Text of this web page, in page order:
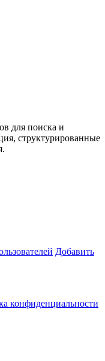
для поиска и
структурированные
Добавить
конфиденциальности